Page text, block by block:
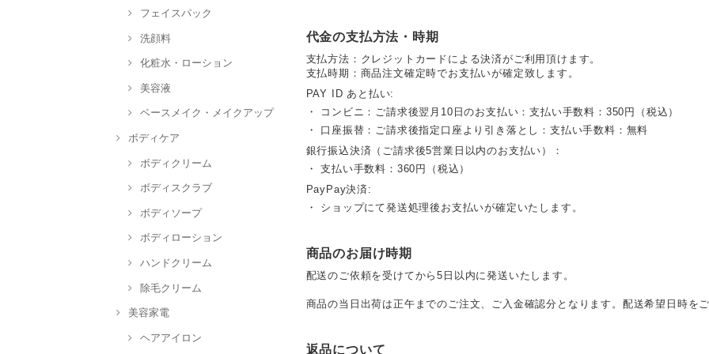
フェイスパック
洗顔料
化粧水・ローション
美容液
ベースメイク・メイクアップ
ボディケア
ボディクリーム
ボディスクラブ
ボディソープ
ボディローション
ハンドクリーム
除毛クリーム
美容家電
ヘアアイロン
代金の支払方法・時期
支払方法：クレジットカードによる決済がご利用頂けます。
支払時期：商品注文確定時でお支払いが確定致します。
PAY ID あと払い:
・ コンビニ：ご請求後翌月10日のお支払い：支払い手数料：350円（税込）
・ 口座振替：ご請求後指定口座より引き落とし：支払い手数料：無料
銀行振込決済（ご請求後5営業日以内のお支払い）：
・ 支払い手数料：360円（税込）
PayPay決済:
・ ショップにて発送処理後お支払いが確定いたします。
商品のお届け時期
配送のご依頼を受けてから5日以内に発送いたします。
商品の当日出荷は正午までのご注文、ご入金確認分となります。配送希望日時を
返品について